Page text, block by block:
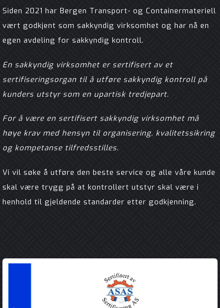
Siden 2021 har Bergen Transport- og Containermateriell
vært godkjent som sakkyndig virksomhet og har nå en
egen avdeling for sakkyndig kontroll.
En sakkyndig virksomhet er sertifisert av et
sertifiseringsorgan til å utføre sakkyndig kontroll på
kunders utstyr som en upartisk tredjepart.
For å være en sertifisert sakkyndig virksomhet må
høye krav med hensyn til organisering, kvalitetssikring
og kompetanse tilfredsstilles.
Vi vil søke å utføre den beste service og alle våre kunde
skal være trygg på at kontrollert utstyr skal være i
henhold til gjeldende standarder etter godkjenning.